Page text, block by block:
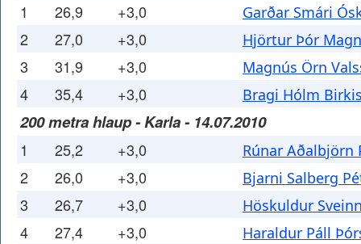
1 26,9 +3,0 Garðar Smári
2 27,0 +3,0 Hjörtur Þór
3 31,9 +3,0 Magnús Örn
4 35,4 +3,0 Bragi Hólm
200 metra hlaup - Karla - 14.07.2010
1 25,2 +3,0 Rúnar Aðalbjörn
2 26,0 +3,0 Bjarni Salberg
3 26,7 +3,0 Höskuldur
4 27,4 +3,0 Haraldur Páll